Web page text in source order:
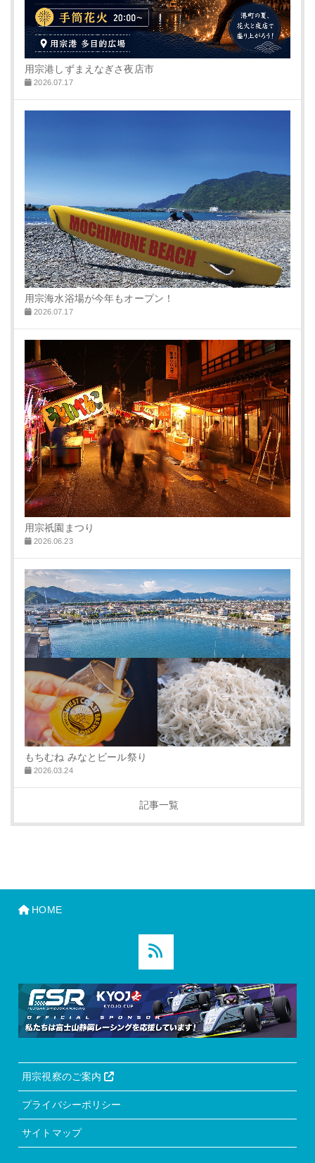
用宗港しずまえなぎさ夜店市
2026.07.17
用宗海水浴場が今年もオープン！
2026.07.17
用宗祇園まつり
2026.06.23
もちむね みなとビール祭り
2026.03.24
記事一覧
HOME
用宗視察のご案内
プライバシーポリシー
サイトマップ